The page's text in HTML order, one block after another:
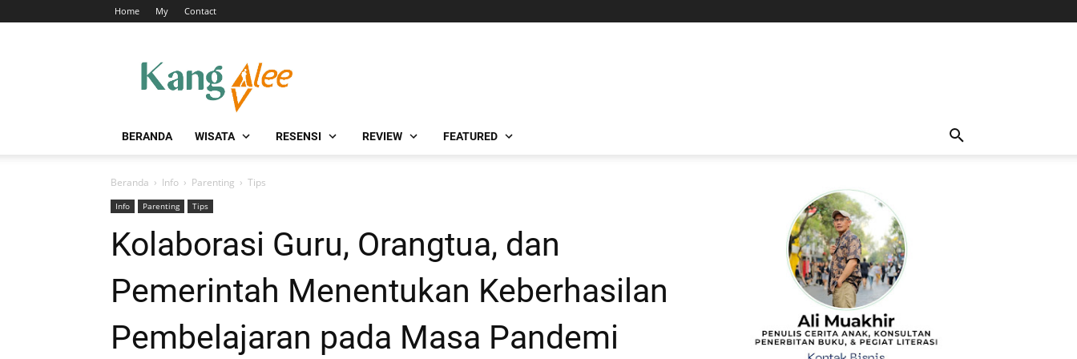
Home My Contact
BERANDA WISATA RESENSI REVIEW FEATURED
Beranda › Info › Parenting › Tips
Info Parenting Tips
Kolaborasi Guru, Orangtua, dan
Pemerintah Menentukan Keberhasilan
Pembelajaran pada Masa Pandemi